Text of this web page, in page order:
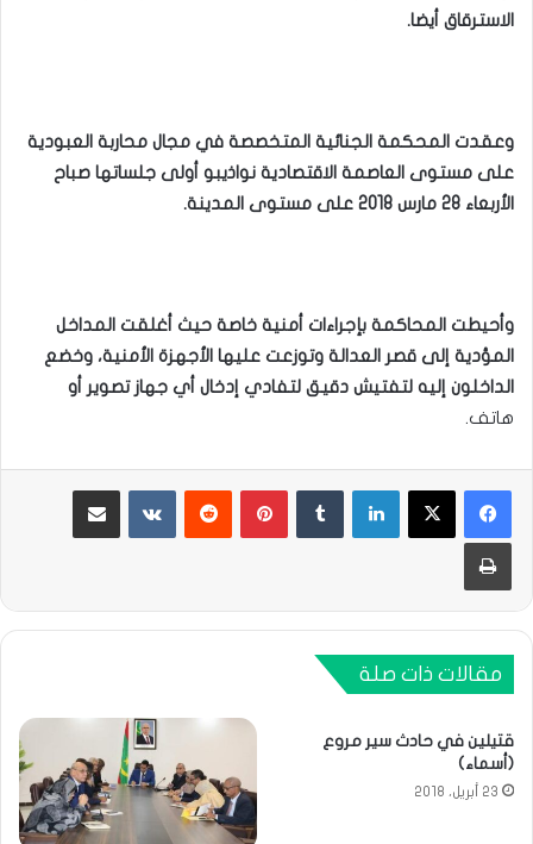
الاسترقاق أيضا.
وعقدت المحكمة الجنائية المتخصصة في مجال محاربة العبودية
على مستوى العاصمة الاقتصادية نواذيبو أولى جلساتها صباح
الأربعاء 28 مارس 2018 على مستوى المدينة.
وأحيطت المحاكمة بإجراءات أمنية خاصة حيث أغلقت المداخل
المؤدية إلى قصر العدالة وتوزعت عليها الأجهزة الأمنية، وخضع
الداخلون إليه لتفتيش دقيق لتفادي إدخال أي جهاز تصوير أو
هاتف.
لينكدإن بينتيريست مشاركة عبر البريد
طباعة
مقالات ذات صلة
قتيلين في حادث سير مروع
(أسماء)
23 أبريل، 2018